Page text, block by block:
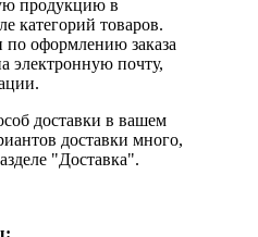
продукцию в
категорий товаров.
оформлению заказа
электронную почту,
доставки в вашем
доставки много,
"Доставка".